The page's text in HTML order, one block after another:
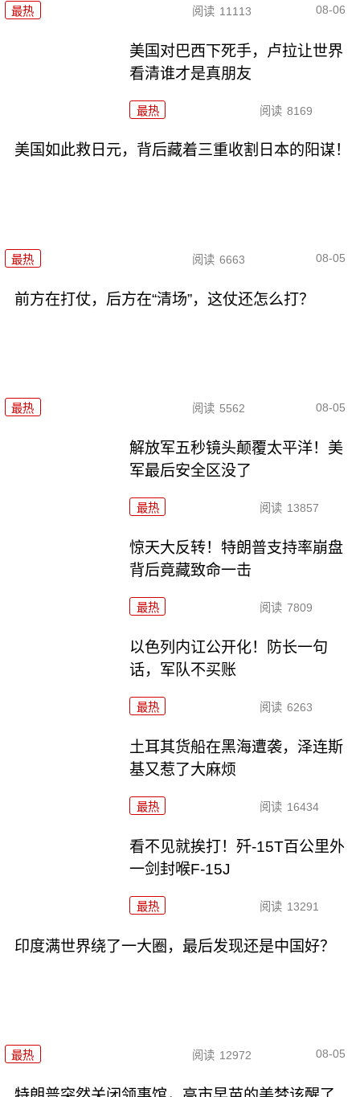
最热 阅读 11113 08-06
美国对巴西下死手，卢拉让世界
看清谁才是真朋友
最热 阅读 8169
美国如此救日元，背后藏着三重收割日本的阳谋！
最热 阅读 6663 08-05
前方在打仗，后方在“清场”，这仗还怎么打？
最热 阅读 5562 08-05
解放军五秒镜头颠覆太平洋！美
军最后安全区没了
最热 阅读 13857
惊天大反转！特朗普支持率崩盘
背后竟藏致命一击
最热 阅读 7809
以色列内讧公开化！防长一句
话，军队不买账
最热 阅读 6263
土耳其货船在黑海遭袭，泽连斯
基又惹了大麻烦
最热 阅读 16434
看不见就挨打！歼-15T百公里外
一剑封喉F-15J
最热 阅读 13291
印度满世界绕了一大圈，最后发现还是中国好？
最热 阅读 12972 08-05